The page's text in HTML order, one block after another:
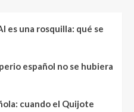
es una rosquilla: qué se
español no se hubiera
cuando el Quijote